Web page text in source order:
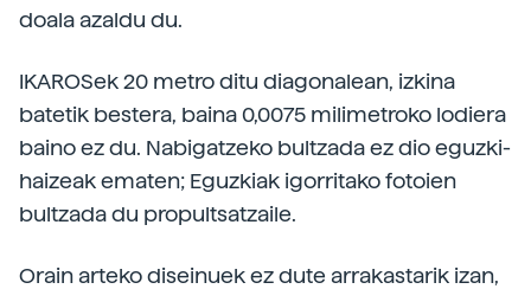
doala azaldu du.
IKAROSek 20 metro ditu diagonalean, izkina
batetik bestera, baina 0,0075 milimetroko lodiera
baino ez du. Nabigatzeko bultzada ez dio eguzki-
haizeak ematen; Eguzkiak igorritako fotoien
bultzada du propultsatzaile.
Orain arteko diseinuek ez dute arrakastarik izan,